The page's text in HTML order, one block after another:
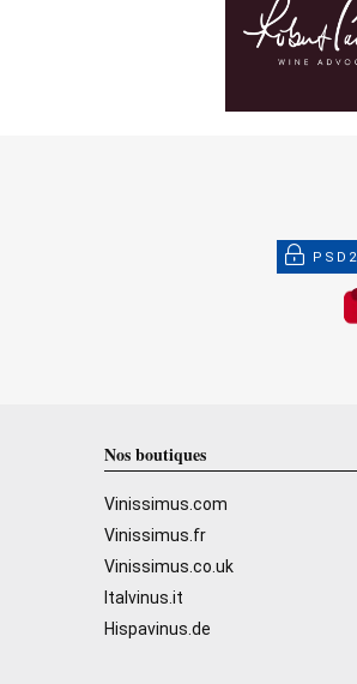
PSD2
Nos boutiques
Vinissimus.com
Vinissimus.fr
Vinissimus.co.uk
Italvinus.it
Hispavinus.de